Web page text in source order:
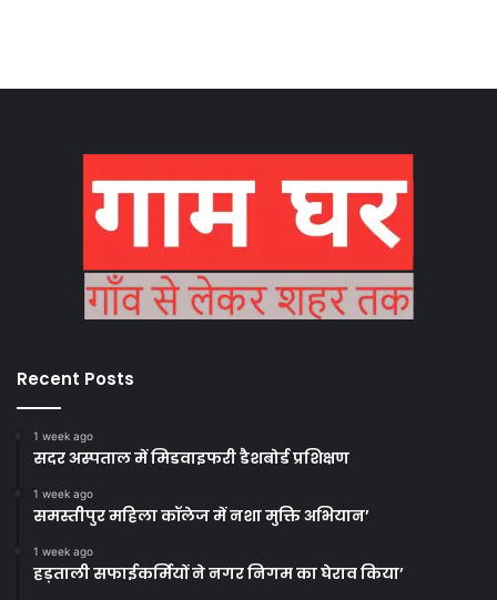
Recent Posts
1 week ago
सदर अस्पताल में मिडवाइफरी डैशबोर्ड प्रशिक्षण
1 week ago
समस्तीपुर महिला कॉलेज में नशा मुक्ति अभियान’
1 week ago
हड़ताली सफाईकर्मियों ने नगर निगम का घेराव किया’